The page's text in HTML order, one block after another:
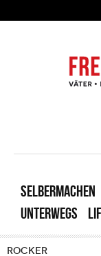
SELBERMACHEN
UNTERWEGS
ROCKER